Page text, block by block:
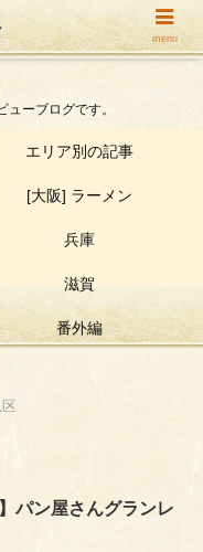
行
ーブログです。
エリア別の記事
[大阪] ラーメン
兵庫
滋賀
番外編
パン屋さんグランレ
menu